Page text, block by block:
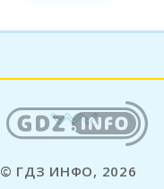
© ГДЗ ИНФО, 2026